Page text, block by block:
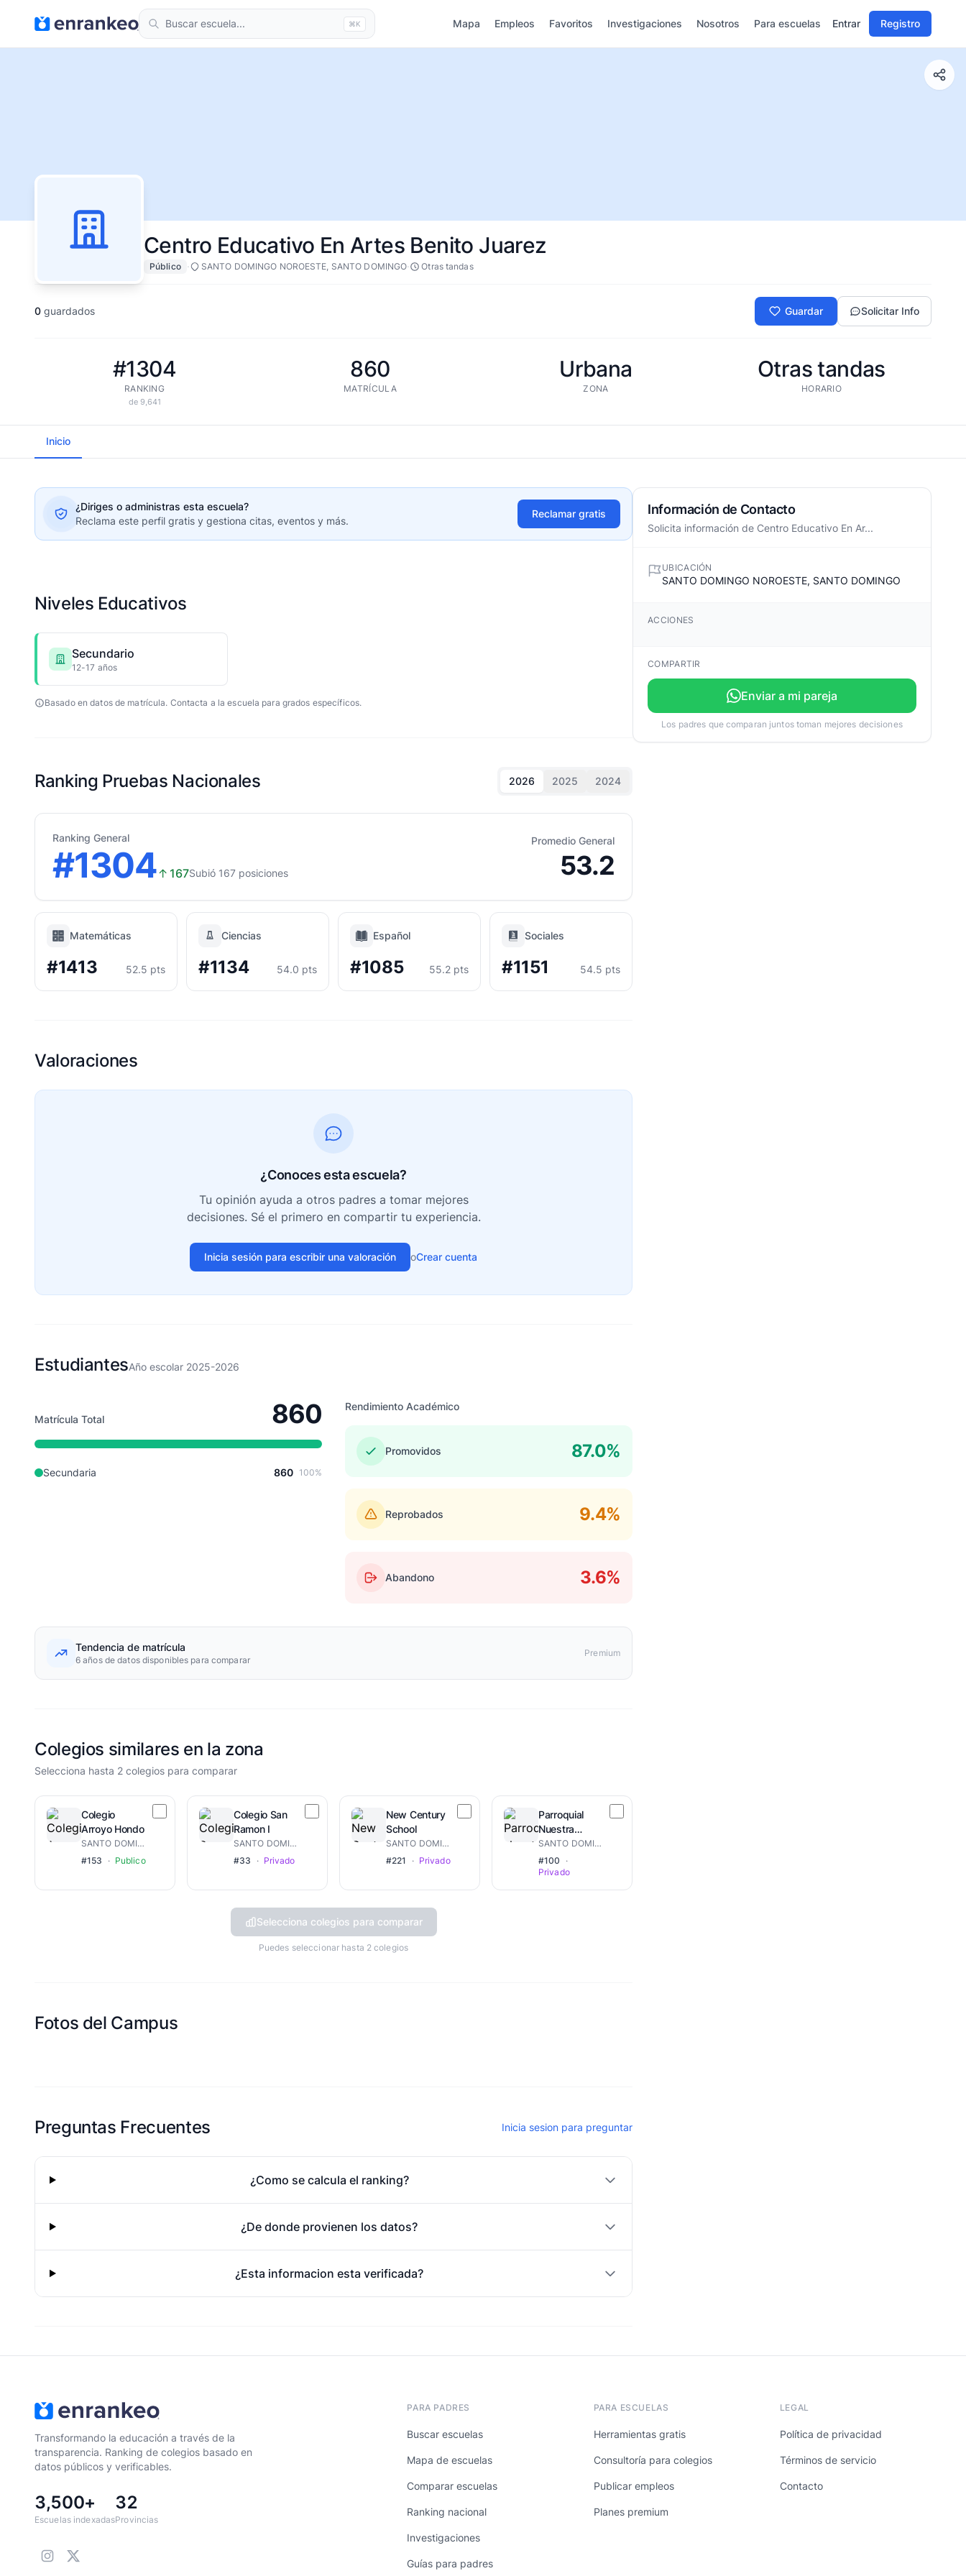
⌘K Mapa Empleos Favoritos Investigaciones Nosotros Para escuelas Entrar Registro
Centro Educativo En Artes Benito Juarez
Público · SANTO DOMINGO NOROESTE, SANTO DOMINGO· Otras tandas
0 guardados Guardar Solicitar Info
#1304
RANKING
de 9,641
860
MATRÍCULA
Urbana
ZONA
Otras tandas
HORARIO
Inicio
¿Diriges o administras esta escuela?
Reclama este perfil gratis y gestiona citas, eventos y más.
Reclamar gratis
Niveles Educativos
Secundario
12-17 años
Basado en datos de matrícula. Contacta a la escuela para grados específicos.
Ranking Pruebas Nacionales 2026 2025 2024
Ranking General
#1304↑ 167Subió 167 posiciones
Promedio General
53.2
Matemáticas
#1413 52.5 pts
Ciencias
#1134 54.0 pts
Español
#1085 55.2 pts
Sociales
#1151 54.5 pts
Valoraciones
¿Conoces esta escuela?
Tu opinión ayuda a otros padres a tomar mejores
decisiones. Sé el primero en compartir tu experiencia.
Inicia sesión para escribir una valoración oCrear cuenta
EstudiantesAño escolar 2025-2026
Matrícula Total 860
Secundaria 860 100%
Rendimiento Académico
Promovidos 87.0%
Reprobados 9.4%
Abandono 3.6%
Tendencia de matrícula
6 años de datos disponibles para comparar
Premium
Colegios similares en la zona
Selecciona hasta 2 colegios para comparar
Colegio
Arroyo Hondo
SANTO DOMINGO NOROESTE
#153
· Publico
Colegio San
Ramon I
SANTO DOMINGO DE GUZMÁN
#33
· Privado
New Century
School
SANTO DOMINGO DE GUZMÁN
#221
· Privado
Parroquial
Nuestra
Señora De
Lourdes
SANTO DOMINGO DE GUZMÁN
#100
·
Privado
Selecciona colegios para comparar
Puedes seleccionar hasta 2 colegios
Fotos del Campus
Preguntas Frecuentes Inicia sesion para preguntar
¿Como se calcula el ranking?
¿De donde provienen los datos?
¿Esta informacion esta verificada?
Información de Contacto
Solicita información de Centro Educativo En Ar...
UBICACIÓN
SANTO DOMINGO NOROESTE, SANTO DOMINGO
ACCIONES
COMPARTIR
Enviar a mi pareja
Los padres que comparan juntos toman mejores decisiones
Transformando la educación a través de la
transparencia. Ranking de colegios basado en
datos públicos y verificables.
3,500+
Escuelas indexadas
32
Provincias
PARA PADRES
Buscar escuelas
Mapa de escuelas
Comparar escuelas
Ranking nacional
Investigaciones
Guías para padres
PARA ESCUELAS
Herramientas gratis
Consultoría para colegios
Publicar empleos
Planes premium
LEGAL
Política de privacidad
Términos de servicio
Contacto